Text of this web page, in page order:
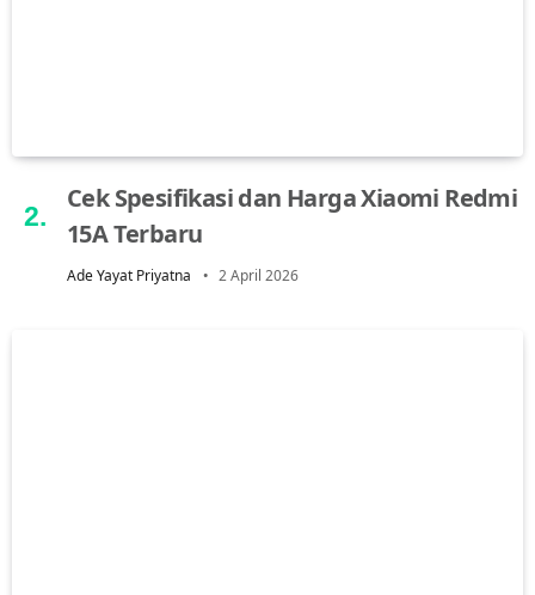
Cek Spesifikasi dan Harga Xiaomi Redmi
15A Terbaru
Ade Yayat Priyatna 2 April 2026